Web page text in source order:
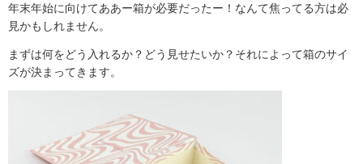
年末年始に向けてああー箱が必要だったー！なんて焦ってる方は必
見かもしれません。
まずは何をどう入れるか？どう見せたいか？それによって箱のサイ
ズが決まってきます。